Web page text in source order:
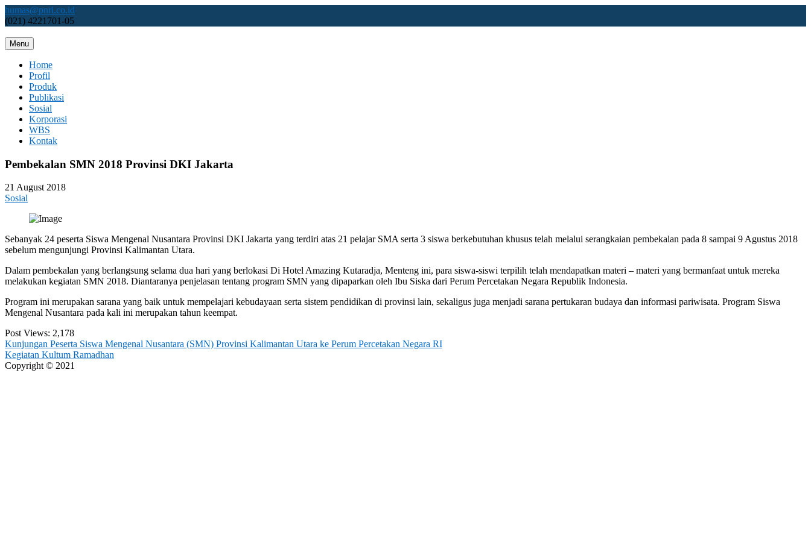
Skip
to
humas@pnri.co.id
(021) 4221701-05
Perum PNRI
Menu
Home
Profil
Produk
Publikasi
Sosial
Korporasi
WBS
Kontak
Pembekalan SMN 2018 Provinsi DKI Jakarta
21 August 2018
Sosial
Sebanyak 24 peserta Siswa Mengenal Nusantara Provinsi DKI Jakarta yang terdiri atas 21 pelajar SMA serta 3 siswa berkebutuhan khusus telah melalui serangkaian pembekalan pada 8 sampai 9 Agustus 2018
sebelum mengunjungi Provinsi Kalimantan Utara.
Dalam pembekalan yang berlangsung selama dua hari yang berlokasi Di Hotel Amazing Kutaradja, Menteng ini, para siswa-siswi terpilih telah mendapatkan materi – materi yang bermanfaat untuk mereka
melakukan kegiatan SMN 2018. Diantaranya penjelasan tentang program SMN yang dipaparkan oleh Ibu Siska dari Perum Percetakan Negara Republik Indonesia.
Program ini merupakan sarana yang baik untuk mempelajari kebudayaan serta sistem pendidikan di provinsi lain, sekaligus juga menjadi sarana pertukaran budaya dan informasi pariwisata. Program Siswa
Mengenal Nusantara pada kali ini merupakan tahun keempat.
Post Views: 2,178
Post
navigation
Kunjungan Peserta Siswa Mengenal Nusantara (SMN) Provinsi Kalimantan Utara ke Perum Percetakan Negara RI
Kegiatan Kultum Ramadhan
Copyright © 2021